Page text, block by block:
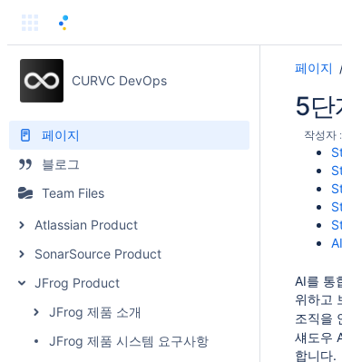
CURVC DevOps
페이지
블로그
Team Files
Atlassian Product
SonarSource Product
JFrog Product
JFrog 제품 소개
JFrog 제품 시스템 요구사항
페이지
5단
작성자 :
AI를 통
위하고
조직을
섀도우
합니다.